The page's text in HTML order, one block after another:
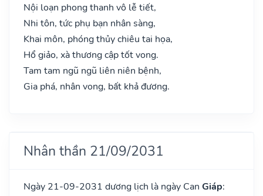
Nội loạn phong thanh vô lễ tiết,
Nhi tôn, tức phụ bạn nhân sàng,
Khai môn, phóng thủy chiêu tai họa,
Hổ giảo, xà thương cập tốt vong.
Tam tam ngũ ngũ liên niên bệnh,
Gia phá, nhân vong, bất khả đương.
Nhân thần 21/09/2031
Ngày 21-09-2031 dương lịch là ngày Can Giáp: